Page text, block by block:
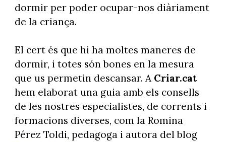
dormir per poder ocupar-nos diàriament
de la criança.
El cert és que hi ha moltes maneres de
dormir, i totes són bones en la mesura
que us permetin descansar. A Criar.cat
hem elaborat una guia amb els consells
de les nostres especialistes, de corrents i
formacions diverses, com la Romina
Pérez Toldi, pedagoga i autora del blog